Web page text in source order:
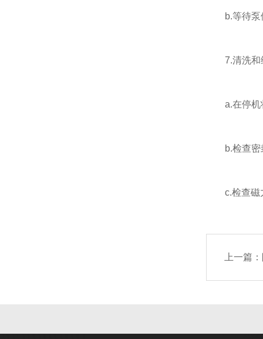
b.等待泵停
7.清洗和
a.在停机状
b.检查密封
c.检查磁力
上一篇：